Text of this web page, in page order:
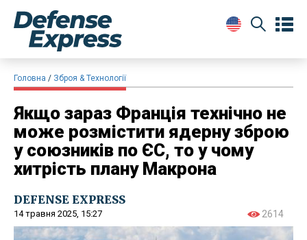
Головна Зброя & Технології
Якщо зараз Франція технічно не
може розмістити ядерну зброю
у союзників по ЄС, то у чому
хитрість плану Макрона
DEFENSE EXPRESS
14 травня 2025, 15:27 2614